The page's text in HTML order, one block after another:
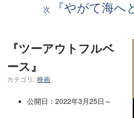
次 『やがて海へ
『ツーアウトフルベ
ース』
カテゴリ: 映画
公開日：2022年3月25日～